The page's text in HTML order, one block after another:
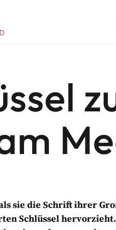
erhalten
Ltd) verwaltet, die für die
sie die Schrift ihrer
Schlüssel